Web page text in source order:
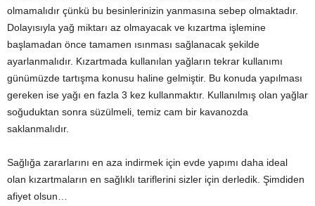
olmamalıdır çünkü bu besinlerinizin yanmasına sebep olmaktadır.
Dolayısıyla yağ miktarı az olmayacak ve kızartma işlemine
başlamadan önce tamamen ısınması sağlanacak şekilde
ayarlanmalıdır. Kızartmada kullanılan yağların tekrar kullanımı
günümüzde tartışma konusu haline gelmiştir. Bu konuda yapılması
gereken ise yağı en fazla 3 kez kullanmaktır. Kullanılmış olan yağlar
soğuduktan sonra süzülmeli, temiz cam bir kavanozda
saklanmalıdır.
Sağlığa zararlarını en aza indirmek için evde yapımı daha ideal
olan kızartmaların en sağlıklı tariflerini sizler için derledik. Şimdiden
afiyet olsun…